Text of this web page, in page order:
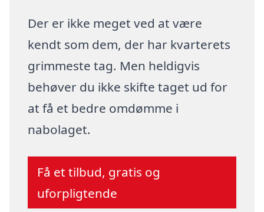
Der er ikke meget ved at være
kendt som dem, der har kvarterets
grimmeste tag. Men heldigvis
behøver du ikke skifte taget ud for
at få et bedre omdømme i
nabolaget.
Få et tilbud, gratis og
uforpligtende